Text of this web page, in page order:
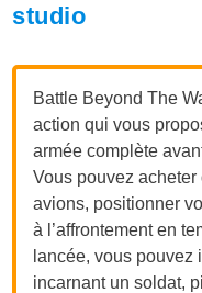
studio
Battle Beyond The
action qui vous
armée complète
Vous pouvez
avions, positionner
à l’affrontement en
lancée, vous pouvez
incarnant un soldat,